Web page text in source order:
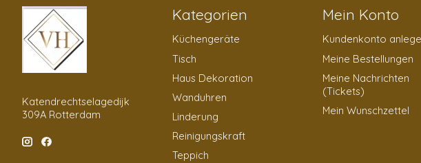
Katendrechtselagedijk
309A Rotterdam
Kategorien
Küchengeräte
Tisch
Haus Dekoration
Wanduhren
Linderung
Reinigungskraft
Teppich
Mein Konto
Kundenkonto
Meine Bestellungen
Meine Nachrichten
(Tickets)
Mein Wunschzettel